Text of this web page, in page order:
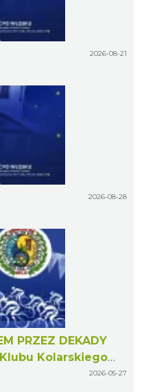
2026-08-21
2026-08-28
PRZEZ DEKADY
Kolarskiego
2026-05-27